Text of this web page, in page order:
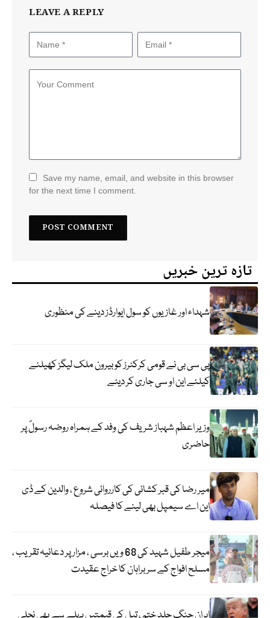
LEAVE A REPLY
Save my name, email, and website in this browser
for the next time I comment.
تازہ ترین خبریں
شہداء اور غازیوں کو سول ایوارڈز دینے کی منظوری
پی سی بی نے قومی کرکٹرز کو بیرون ملک لیگز کھیلنے
کیلئے این او سی جاری کر دیئے
وزیر اعظم شہباز شریف کی وفد کے ہمراہ روضہ رسولؐ پر
حاضری
میر رضا کی قبر کشائی کی کارروائی شروع ، والدین کے ڈی
این اے سیمپل بھی لینے کا فیصلہ
میجر طفیل شہید کی 68 ویں برسی ، مزار پر دعائیہ تقریب ،
مسلح افواج کے سربراہان کا خراج عقیدت